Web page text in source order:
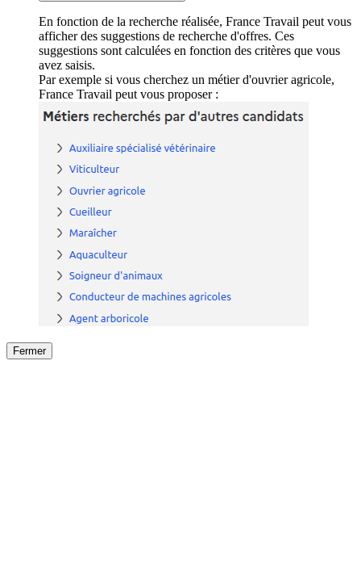
En fonction de la recherche réalisée, France Travail peut vous
afficher des suggestions de recherche d'offres. Ces
suggestions sont calculées en fonction des critères que vous
avez saisis.
Par exemple si vous cherchez un métier d'ouvrier agricole,
France Travail peut vous proposer :
Fermer